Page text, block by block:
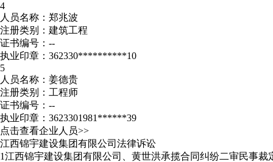
4
人员名称：郑兆波
注册类别：建筑工程
证书编号：--
执业印章：362330**********10
5
人员名称：姜德贵
注册类别：工程师
证书编号：--
执业印章：3623301981******39
点击查看企业人员>>
江西锦宇建设集团有限公司法律诉讼
1江西锦宇建设集团有限公司、黄世洪承揽合同纠纷二审民事裁